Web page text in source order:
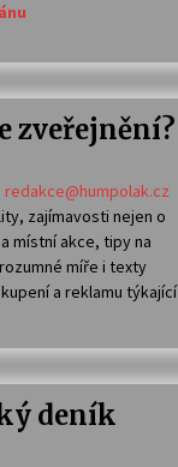
zveřejnění?
redakce@humpolak.cz
zajímavosti nejen o
místní akce, tipy na
míře i texty
a reklamu týkající
deník